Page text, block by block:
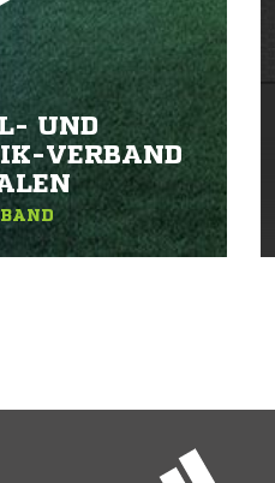
UND L
VERBAND W